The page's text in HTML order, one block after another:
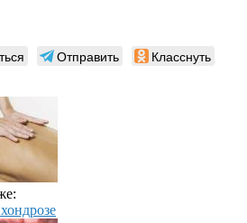
Отправить Класснуть